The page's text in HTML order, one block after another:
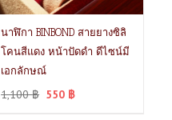
นาฬิกา BINBOND สายยางซิลิ
โคนสีแดง หน้าปัดดำ ดีไซน์มี
เอกลักษณ์
1,100฿ 550 ฿